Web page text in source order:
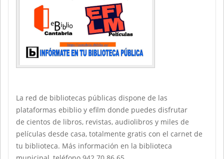
La red de bibliotecas públicas dispone de las
plataformas ebiblio y efilm donde puedes disfrutar
de cientos de libros, revistas, audiolibros y miles de
películas desde casa, totalmente gratis con el carnet de
tu biblioteca. Más información en la biblioteca